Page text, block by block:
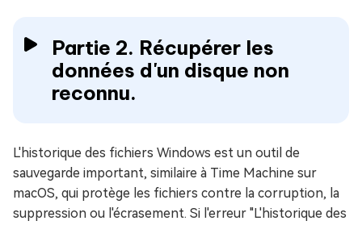
Partie 2. Récupérer les
données d'un disque non
reconnu.
L'historique des fichiers Windows est un outil de
sauvegarde important, similaire à Time Machine sur
macOS, qui protège les fichiers contre la corruption, la
suppression ou l'écrasement. Si l'erreur "L'historique des